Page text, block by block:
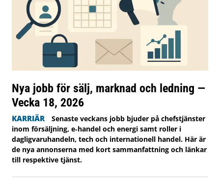
Nya jobb för sälj, marknad och ledning —
Vecka 18, 2026
KARRIÄR
Senaste veckans jobb bjuder på chefstjänster
inom försäljning, e‑handel och energi samt roller i
dagligvaruhandeln, tech och internationell handel. Här är
de nya annonserna med kort sammanfattning och länkar
till respektive tjänst.